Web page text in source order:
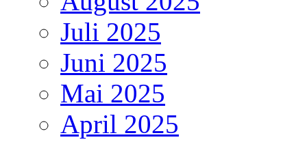
Juli 2025
Juni 2025
Mai 2025
April 2025